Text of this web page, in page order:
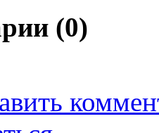
(0)